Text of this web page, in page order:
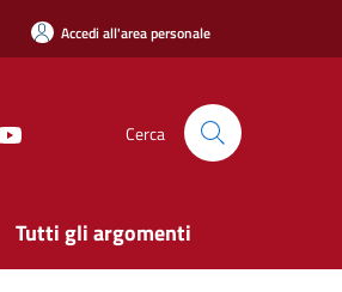
Accedi all'area personale
Cerca
Tutti gli argomenti